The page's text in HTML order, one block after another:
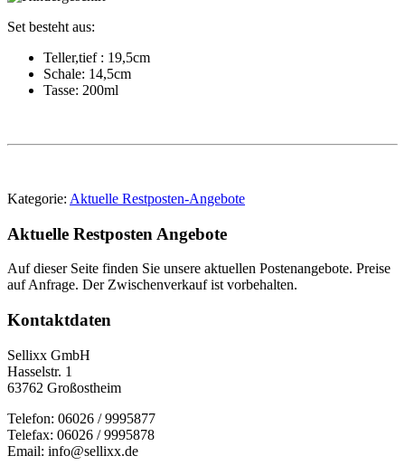
Set besteht aus:
Teller,tief : 19,5cm
Schale: 14,5cm
Tasse: 200ml
Kategorie: Aktuelle Restposten-Angebote
Aktuelle Restposten Angebote
Auf dieser Seite finden Sie unsere aktuellen Postenangebote. Preise
auf Anfrage. Der Zwischenverkauf ist vorbehalten.
Kontaktdaten
Sellixx GmbH
Hasselstr. 1
63762 Großostheim
Telefon: 06026 / 9995877
Telefax: 06026 / 9995878
Email: info@sellixx.de